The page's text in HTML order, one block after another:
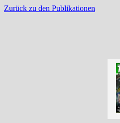
Zurück zu den Publikationen